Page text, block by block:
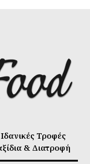
Ιδανικές Τροφές
& Διατροφή